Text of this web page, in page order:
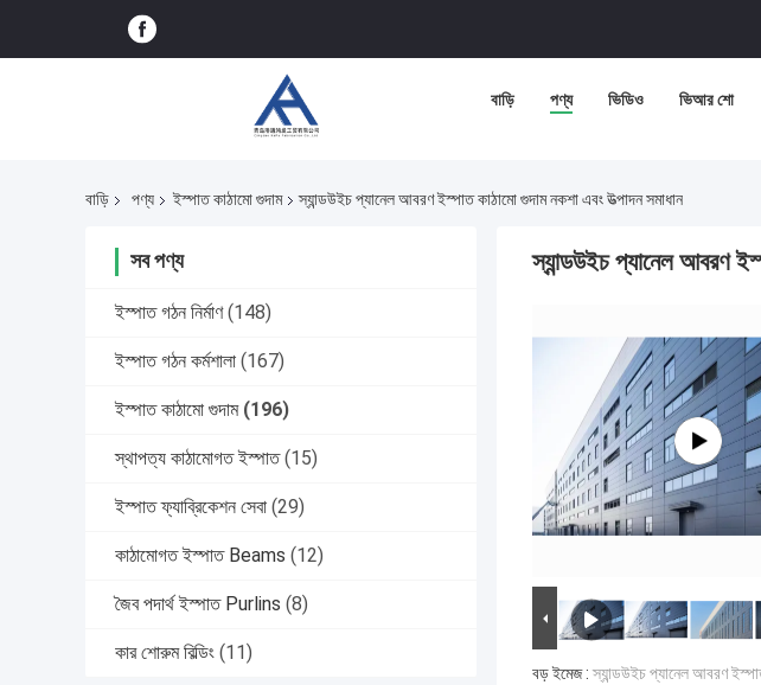
বাড়ি পণ্য ভিডিও ভিআর শো
বাড়ি পণ্য ইস্পাত কাঠামো গুদাম স্যান্ডউইচ প্যানেল আবরণ ইস্পাত কাঠামো গুদাম নকশা এবং উত্পাদন সমাধান
সব পণ্য
ইস্পাত গঠন নির্মাণ (148)
ইস্পাত গঠন কর্মশালা (167)
ইস্পাত কাঠামো গুদাম (196)
স্থাপত্য কাঠামোগত ইস্পাত (15)
ইস্পাত ফ্যাব্রিকেশন সেবা (29)
কাঠামোগত ইস্পাত Beams (12)
জৈব পদার্থ ইস্পাত Purlins (8)
কার শোরুম বিল্ডিং (11)
স্যান্ডউইচ প্যানেল আবরণ
বড় ইমেজ : স্যান্ডউইচ প্যানেল আবরণ